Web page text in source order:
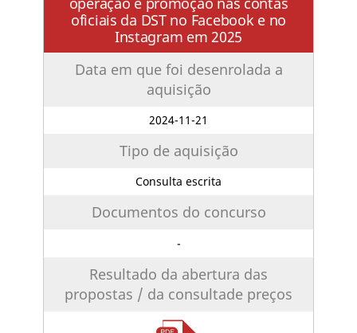
oficiais da DST no Facebook e no
Instagram em 2025
Data em que foi desenrolada a
aquisição
2024-11-21
Tipo de aquisição
Consulta escrita
Documentos do concurso
-
Resultado da abertura das
propostas / da consultade preços